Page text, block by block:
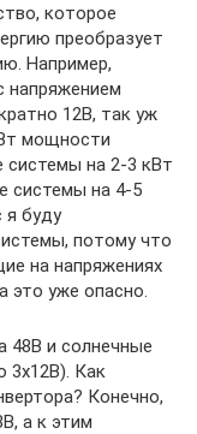
которое
преобразует
Например,
напряжением
12В, так уж
мощности
на 2-3 кВт
системы на 4-5
я буду
потому что
на напряжениях
это уже опасно.
48В и солнечные
3х12В). Как
Конечно,
а к этим